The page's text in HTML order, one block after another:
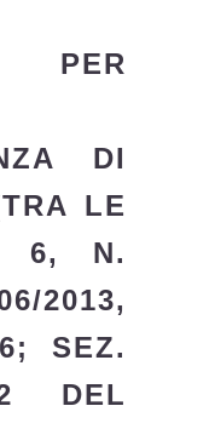
PER
DI
LE
6, N.
2013,
SEZ.
DEL